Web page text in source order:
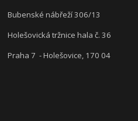
Bubenské nábřeží 306/13
Holešovická tržnice hala č. 36
Praha 7 - Holešovice, 170 04